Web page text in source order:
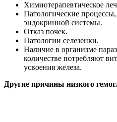
Химиотерапевтическое
Патологические
эндокринной системы.
Отказ почек.
Патологии селезенки.
Наличие в организме
количестве потребляют
усвоения железа.
Другие причины низкого